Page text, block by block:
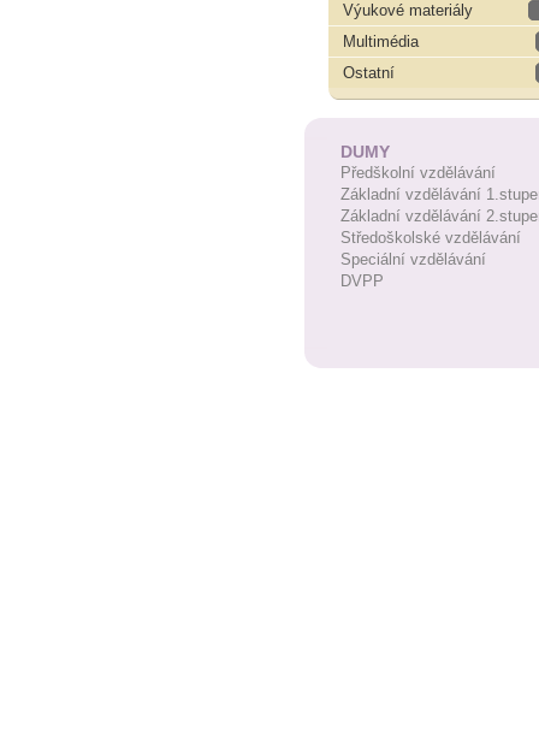
Výukové materiály
Multimédia
Ostatní
DUMY
Předškolní vzdělávání
Základní vzdělávání
Základní vzdělávání
Středoškolské vzdělávání
Speciální vzdělávání
DVPP